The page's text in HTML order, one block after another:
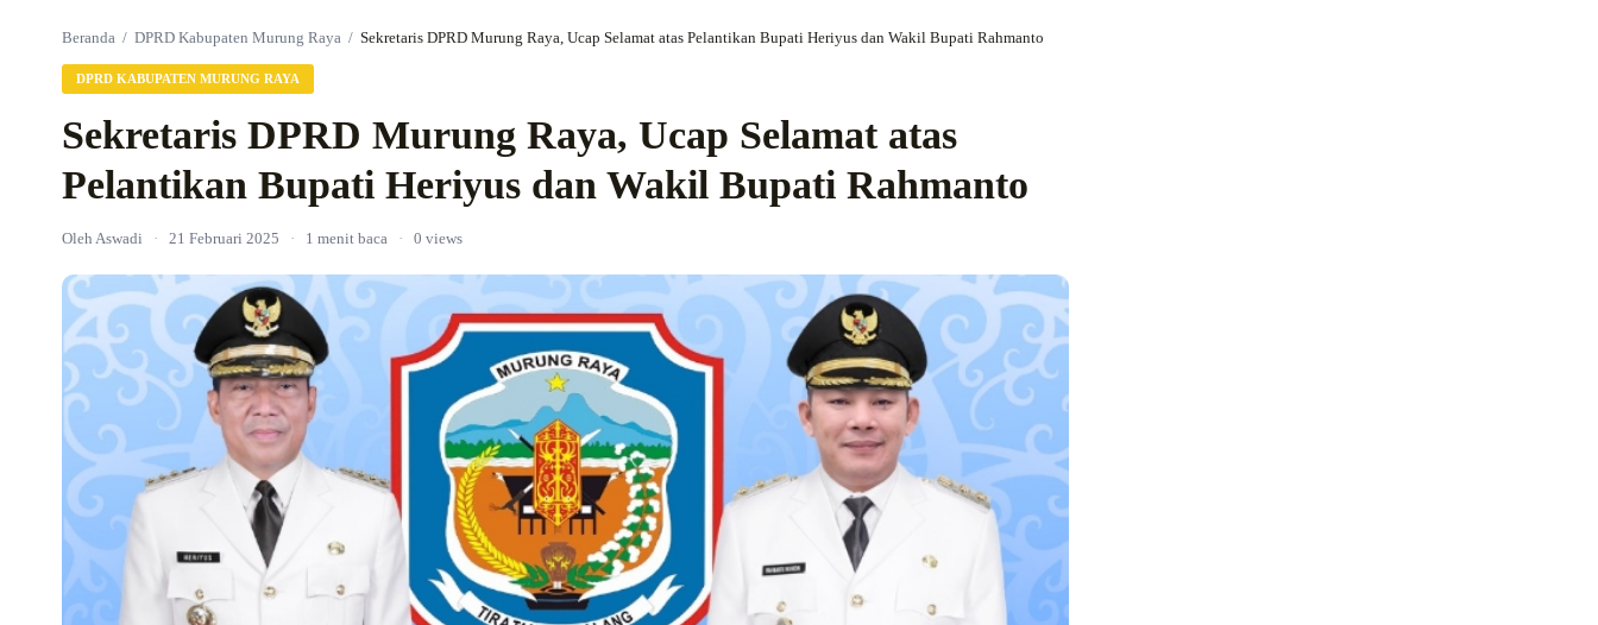
Beranda / DPRD Kabupaten Murung Raya / Sekretaris DPRD Murung Raya, Ucap Selamat atas Pelantikan Bupati Heriyus dan Wakil Bupati Rahmanto
DPRD KABUPATEN MURUNG RAYA
Sekretaris DPRD Murung Raya, Ucap Selamat atas
Pelantikan Bupati Heriyus dan Wakil Bupati Rahmanto
Oleh Aswadi · 21 Februari 2025 · 1 menit baca · 0 views